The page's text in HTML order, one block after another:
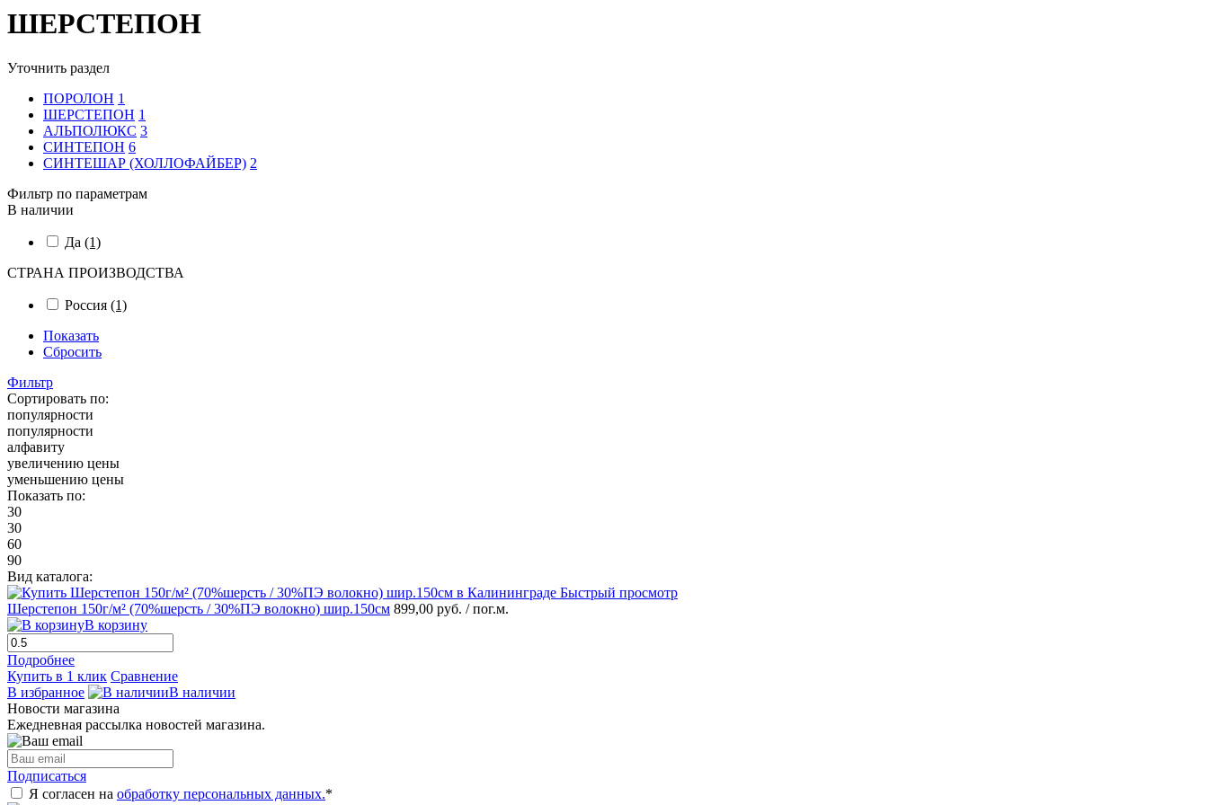
ШЕРСТЕПОН
Уточнить раздел
ПОРОЛОН 1
ШЕРСТЕПОН 1
АЛЬПОЛЮКС 3
СИНТЕПОН 6
СИНТЕШАР (ХОЛЛОФАЙБЕР) 2
Фильтр по параметрам
В наличии
Да (1)
СТРАНА ПРОИЗВОДСТВА
Россия (1)
Показать
Сбросить
Фильтр
Сортировать по:
популярности
популярности
алфавиту
увеличению цены
уменьшению цены
Показать по:
30
30
60
90
Вид каталога:
Быстрый просмотр
Шерстепон 150г/м² (70%шерсть / 30%ПЭ волокно) шир.150см 899,00 руб. / пог.м.
В корзину
Подробнее
Купить в 1 клик Сравнение
В избранное
В наличии
Новости магазина
Ежедневная рассылка новостей магазина.
Подписаться
Я согласен на обработку персональных данных.*